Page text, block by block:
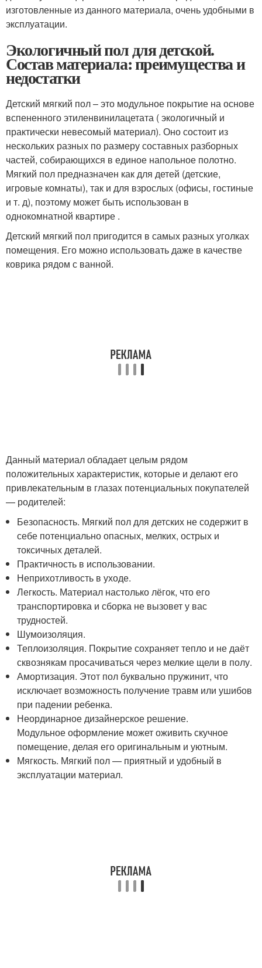
изготовленные из данного материала, очень удобными в
эксплуатации.
Экологичный пол для детской.
Состав материала: преимущества и
недостатки
Детский мягкий пол – это модульное покрытие на основе
вспененного этиленвинилацетата ( экологичный и
практически невесомый материал). Оно состоит из
нескольких разных по размеру составных разборных
частей, собирающихся в единое напольное полотно.
Мягкий пол предназначен как для детей (детские,
игровые комнаты), так и для взрослых (офисы, гостиные
и т. д), поэтому может быть использован в
однокомнатной квартире .
Детский мягкий пол пригодится в самых разных уголках
помещения. Его можно использовать даже в качестве
коврика рядом с ванной.
Данный материал обладает целым рядом
положительных характеристик, которые и делают его
привлекательным в глазах потенциальных покупателей
— родителей:
Безопасность. Мягкий пол для детских не содержит в
себе потенциально опасных, мелких, острых и
токсичных деталей.
Практичность в использовании.
Неприхотливость в уходе.
Легкость. Материал настолько лёгок, что его
транспортировка и сборка не вызовет у вас
трудностей.
Шумоизоляция.
Теплоизоляция. Покрытие сохраняет тепло и не даёт
сквознякам просачиваться через мелкие щели в полу.
Амортизация. Этот пол буквально пружинит, что
исключает возможность получение травм или ушибов
при падении ребенка.
Неординарное дизайнерское решение.
Модульное оформление может оживить скучное
помещение, делая его оригинальным и уютным.
Мягкость. Мягкий пол — приятный и удобный в
эксплуатации материал.